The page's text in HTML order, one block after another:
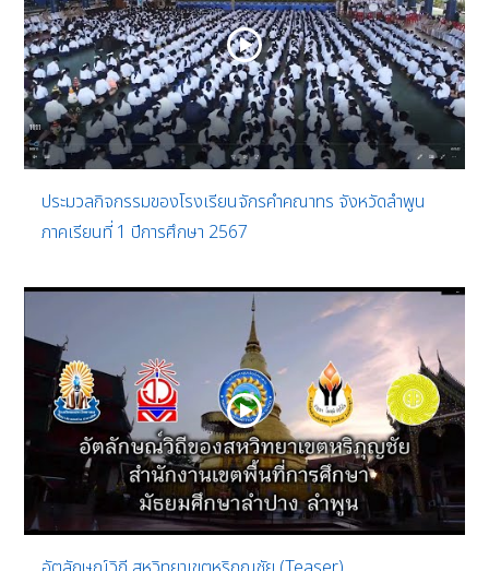
ประมวลกิจกรรมของโรงเรียนจักรคำคณาทร จังหวัดลำพูน
ภาคเรียนที่ 1 ปีการศึกษา 2567